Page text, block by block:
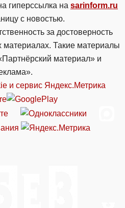
гиперссылка на sarinform.ru
с новостью.
за достоверность
Такие материалы
материал» и
и сервиc Яндекс.Метрика